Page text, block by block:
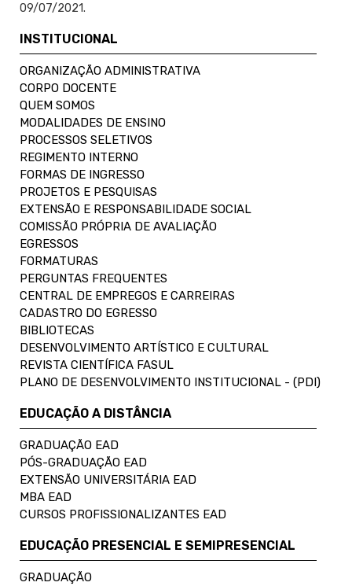
09/07/2021.
INSTITUCIONAL
ORGANIZAÇÃO ADMINISTRATIVA
CORPO DOCENTE
QUEM SOMOS
MODALIDADES DE ENSINO
PROCESSOS SELETIVOS
REGIMENTO INTERNO
FORMAS DE INGRESSO
PROJETOS E PESQUISAS
EXTENSÃO E RESPONSABILIDADE SOCIAL
COMISSÃO PRÓPRIA DE AVALIAÇÃO
EGRESSOS
FORMATURAS
PERGUNTAS FREQUENTES
CENTRAL DE EMPREGOS E CARREIRAS
CADASTRO DO EGRESSO
BIBLIOTECAS
DESENVOLVIMENTO ARTÍSTICO E CULTURAL
REVISTA CIENTÍFICA FASUL
PLANO DE DESENVOLVIMENTO INSTITUCIONAL - (PDI)
EDUCAÇÃO A DISTÂNCIA
GRADUAÇÃO EAD
PÓS-GRADUAÇÃO EAD
EXTENSÃO UNIVERSITÁRIA EAD
MBA EAD
CURSOS PROFISSIONALIZANTES EAD
EDUCAÇÃO PRESENCIAL E SEMIPRESENCIAL
GRADUAÇÃO